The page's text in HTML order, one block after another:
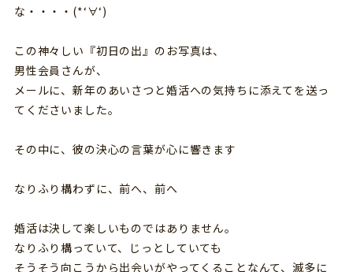
な・・・・(*‘∀‘)
この神々しい『初日の出』のお写真は、
男性会員さんが、
メールに、新年のあいさつと婚活への気持ちに添えてを送っ
てくださいました。
その中に、彼の決心の言葉が心に響きます
なりふり構わずに、前へ、前へ
婚活は決して楽しいものではありません。
なりふり構っていて、じっとしていても
そうそう向こうから出会いがやってくることなんて、滅多に